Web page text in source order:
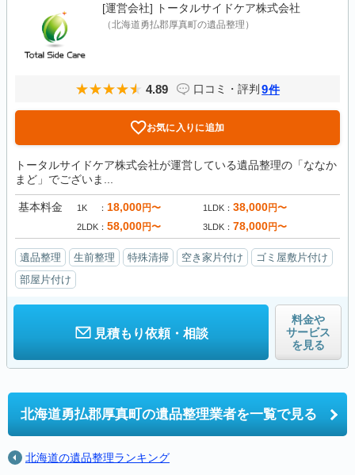
[運営会社] トータルサイドケア株式会社
（北海道勇払郡厚真町の遺品整理）
4.89 口コミ・評判 9件
お気に入りに追加
トータルサイドケア株式会社が運営している遺品整理の「ななか
まど」でございま...
基本料金 1K 18,000円〜 1LDK 38,000円〜
2LDK 58,000円〜 3LDK 78,000円〜
遺品整理 生前整理 特殊清掃 空き家片付け
ゴミ屋敷片付け
部屋片付け
見積もり依頼・相談
料金や
サービス
を見る
北海道勇払郡厚真町の遺品整理業者を一覧で見る
北海道の遺品整理ランキング